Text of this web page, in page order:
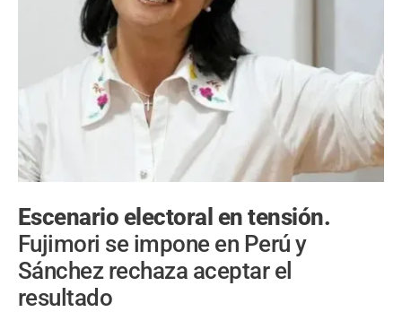
Escenario electoral en tensión.
Fujimori se impone en Perú y
Sánchez rechaza aceptar el
resultado